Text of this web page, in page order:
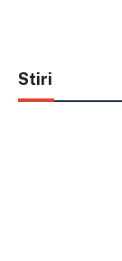
Stiri